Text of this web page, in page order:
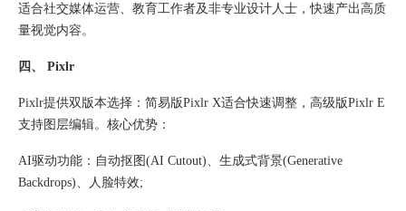
适合社交媒体运营、教育工作者及非专业设计人士，快速产出高质
量视觉内容。
四、 Pixlr​
Pixlr提供双版本选择​：简易版Pixlr X适合快速调整，高级版Pixlr E
支持图层编辑。核心优势：
AI驱动功能​：自动抠图(AI Cutout)、生成式背景(Generative
Backdrops)、人脸特效;